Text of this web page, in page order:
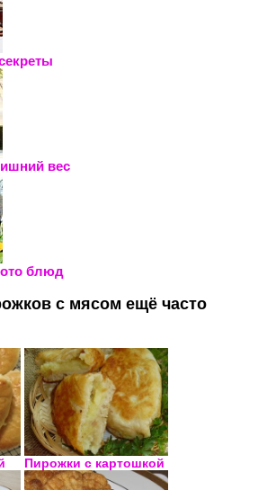
вес
блюд
с мясом ещё часто
Пирожки с картошкой